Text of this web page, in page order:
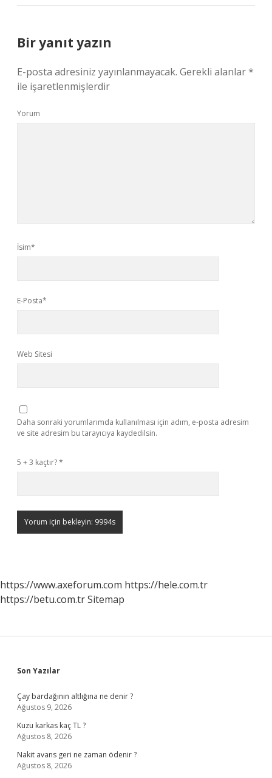
Bir yanıt yazın
E-posta adresiniz yayınlanmayacak. Gerekli alanlar*
ile işaretlenmişlerdir
Yorum
İsim*
E-Posta*
Web Sitesi
Daha sonraki yorumlarımda kullanılması için adım, e-posta adresim
ve site adresim bu tarayıcıya kaydedilsin.
5 + 3 kaçtır?*
https://www.axeforum.com https://hele.com.tr
https://betu.com.trSitemap
Sidebar
Son Yazılar
Çay bardağının altlığına ne denir ?
Ağustos 9, 2026
Kuzu karkas kaç TL ?
Ağustos 8, 2026
Nakit avans geri ne zaman ödenir ?
Ağustos 8, 2026